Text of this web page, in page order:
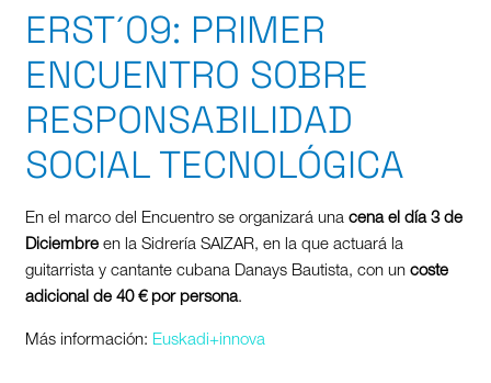
ERST´09: PRIMER
ENCUENTRO SOBRE
RESPONSABILIDAD
SOCIAL TECNOLÓGICA
En el marco del Encuentro se organizará una cena el día 3 de
Diciembreen la Sidrería SAIZAR, en la que actuará la
guitarrista y cantante cubana Danays Bautista, con un coste
adicional de 40 € por persona.
Más información: Euskadi+innova